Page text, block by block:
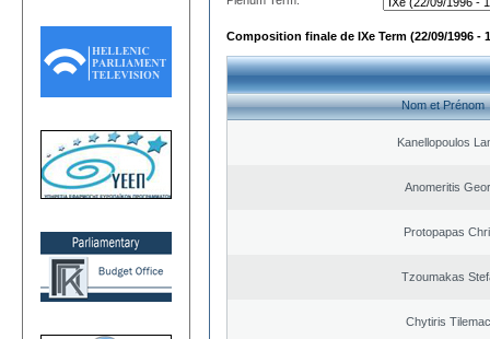
Composition finale de IXe Term (22/09/1996 -
Nom et Prénom
Kanellopoulos
Anomeritis
Protopapas
Tzoumakas
Chytiris